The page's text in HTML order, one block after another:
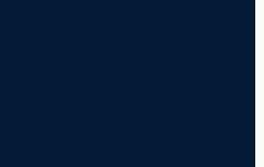
サー、SDK、リソースに